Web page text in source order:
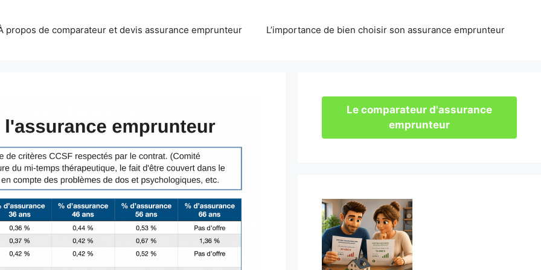
propos de comparateur et devis assurance emprunteur L’importance de bien choisir son assurance emprunteur
Le comparateur d'assurance
emprunteur